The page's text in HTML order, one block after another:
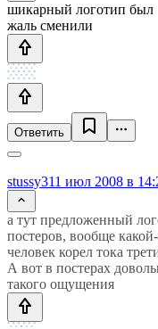
шикарный логотип был
жаль сменили
Ответить
stussy311 июл 2008 в
а тут предложенный
постеров, вообще
человек корел тока
А вот в постерах
такого ощущения